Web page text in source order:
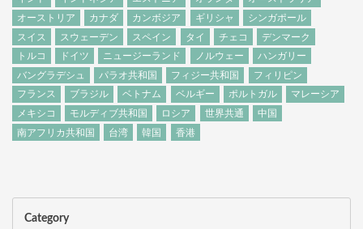
オーストリア
カナダ カンボジア ギリシャ
シンガポール
スイス
スウェーデン スペイン タイ チェコ
デンマーク
トルコ
ドイツ ニュージーランド ノルウェー
ハンガリー
バングラデシュ
パラオ共和国 フィジー共和国
フィリピン
フランス
ブラジル ベトナム ベルギー ポルトガル
マレーシア
メキシコ
モルディブ共和国 ロシア 世界共通
中国
南アフリカ共和国
台湾 韓国 香港
Category